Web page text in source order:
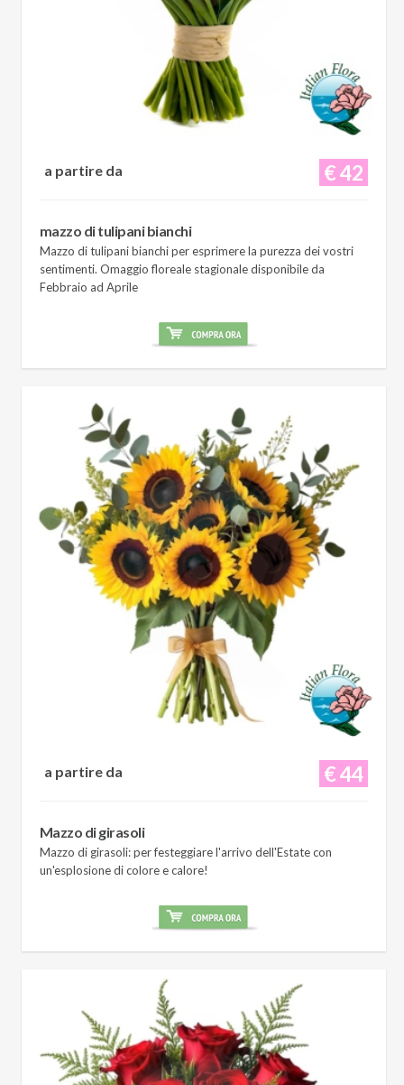
€ 42
a partire da
mazzo di tulipani bianchi
Mazzo di tulipani bianchi per esprimere la purezza dei vostri
sentimenti. Omaggio floreale stagionale disponibile da
Febbraio ad Aprile
€ 44
a partire da
Mazzo di girasoli
Mazzo di girasoli: per festeggiare l'arrivo dell'Estate con
un'esplosione di colore e calore!